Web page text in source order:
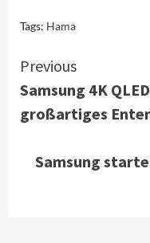
Tags: Hama
Continue
Reading
Previous
Samsung 4K
großartiges
Samsung